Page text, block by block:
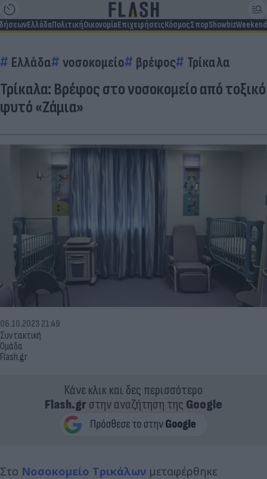
ΕλλάδαΠολιτικήΟικονομίαΕπιχειρήσειςΚόσμοςΣπορShowbizWeekend
Ελλάδα νοσοκομείο βρέφος Τρίκαλα
Τρίκαλα: Βρέφος στο νοσοκομείο από τοξικό
φυτό «Ζάμια»
Συντακτική
Ομάδα
Flash.gr
06.10.2023 21:49
Κάνε κλικ και δες περισσότερο
Flash.grστην αναζήτηση της Google
Στο Νοσοκομείο Τρικάλων μεταφέρθηκε